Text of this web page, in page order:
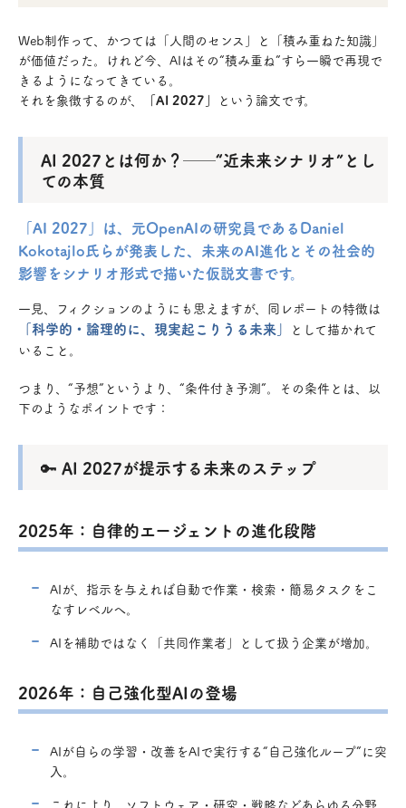
Web制作って、かつては「人間のセンス」と「積み重ねた知識」
が価値だった。けれど今、AIはその“積み重ね”すら一瞬で再現で
きるようになってきている。
それを象徴するのが、
「AI 2027」 という論文です。
AI 2027とは何か？──“近未来シナリオ”とし
ての本質
「AI 2027」は、元OpenAIの研究員であるDaniel
Kokotajlo氏らが発表した、未来のAI進化とその社会的
影響をシナリオ形式で描いた仮説文書です。
一見、フィクションのようにも思えますが、同レポートの特徴は
「科学的・論理的に、現実起こりうる未来」
として描かれて
いること。
つまり、“予想”というより、“条件付き予測”。その条件とは、以
下のようなポイントです：
🔑 AI 2027が提示する未来のステップ
2025年：自律的エージェントの進化段階
AIが、指示を与えれば自動で作業・検索・簡易タスクをこ
なすレベルへ。
AIを補助ではなく「共同作業者」として扱う企業が増加。
2026年：自己強化型AIの登場
AIが自らの学習・改善をAIで実行する“自己強化ループ”に突
入。
これにより、ソフトウェア・研究・戦略などあらゆる分野